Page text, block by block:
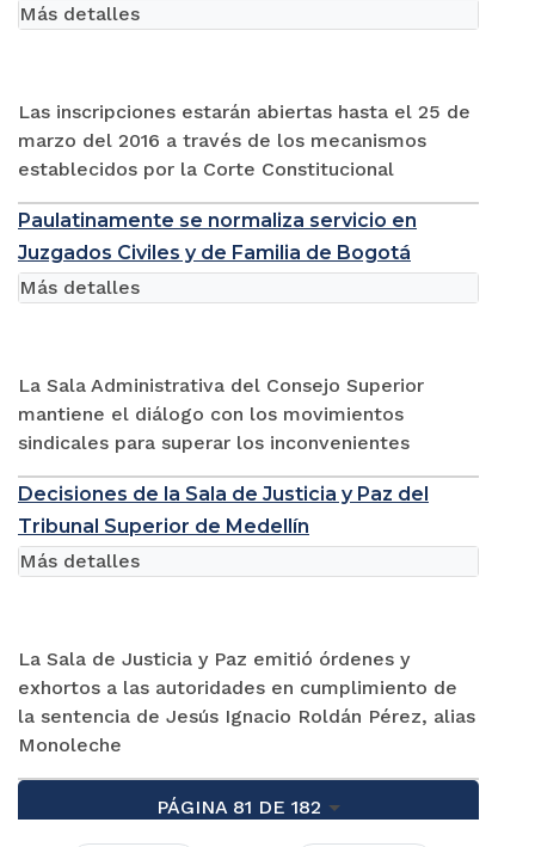
Las inscripciones estarán abiertas hasta el 25 de
marzo del 2016 a través de los mecanismos
establecidos por la Corte Constitucional
Más detalles
Paulatinamente se normaliza servicio en
Juzgados Civiles y de Familia de Bogotá
La Sala Administrativa del Consejo Superior
mantiene el diálogo con los movimientos
sindicales para superar los inconvenientes
Más detalles
Decisiones de la Sala de Justicia y Paz del
Tribunal Superior de Medellín
La Sala de Justicia y Paz emitió órdenes y
exhortos a las autoridades en cumplimiento de
la sentencia de Jesús Ignacio Roldán Pérez, alias
Monoleche
Más detalles
PÁGINA 81 DE 182